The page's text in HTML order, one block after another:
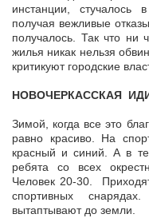
инстанции,
получая вежливые
получалось. Так что ни
жилья никак нельзя
критикуют городские
НОВОЧЕРКАССКАЯ
Зимой, когда все это
равно красиво. На
красный и синий. А в
ребята со всех
Человек 20-30.
спортивных
вытаптывают до земли.